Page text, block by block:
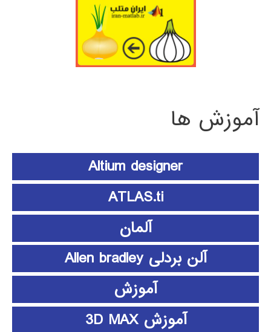
آموزش ها
Altium designer
ATLAS.ti
آلمان
آلن بردلی Allen bradley
آموزش
آموزش 3D MAX